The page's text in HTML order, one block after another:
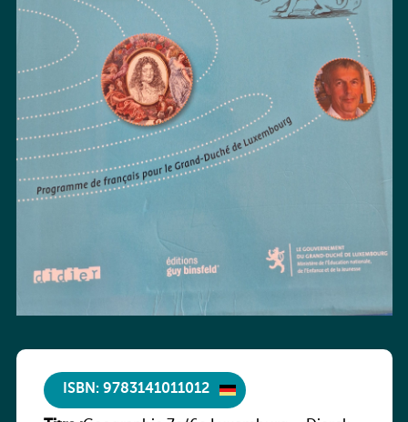
ISBN: 9783141011012